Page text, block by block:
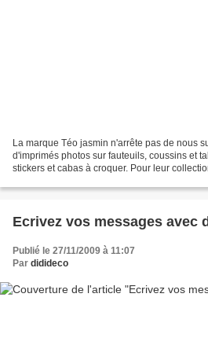
La marque Téo jasmin n'arrête pas de nous
d'imprimés photos sur fauteuils, coussins et
stickers et cabas à croquer. Pour leur
Ecrivez vos messages avec
Publié le 27/11/2009 à 11:07
Par didideco